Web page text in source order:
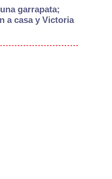
garrapata;
a casa y Victoria